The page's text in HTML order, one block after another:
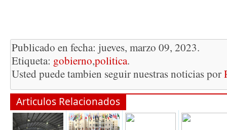
Publicado en fecha: jueves, marzo 09, 2023.
Etiqueta: gobierno,politica.
Usted puede tambien seguir nuestras noticias por
Articulos Relacionados